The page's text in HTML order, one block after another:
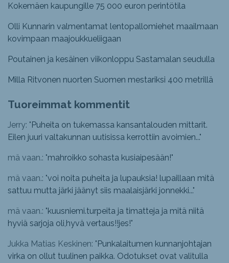
Kokemäen kaupungille 75 000 euron perintötila
Olli Kunnarin valmentamat lentopallomiehet maailmaan
kovimpaan maajoukkueliigaan
Poutainen ja kesäinen viikonloppu Sastamalan seudulla
Milla Ritvonen nuorten Suomen mestariksi 400 metrillä
Tuoreimmat kommentit
Jerry: "Puheita on tukemassa kansantalouden mittarit.
Eilen juuri valtakunnan uutisissa kerrottiin avoimien..."
mä vaan.: "mahroikko sohasta kusiaipesään!"
mä vaan.: "voi noita puheita ja lupauksia! lupaillaan mitä
sattuu mutta järki jäänyt siis maalaisjärki jonnekki..."
mä vaan.: "kuusniemi.turpeita ja timatteja ja mitä niitä
hyviä sarjoja oli,hyvä vertaus!!jes!"
Jukka Matias Keskinen: "Punkalaitumen kunnanjohtajan
virka on ollut tuulinen paikka. Odotukset ovat valitulla